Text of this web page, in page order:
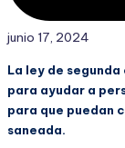
junio 17, 2024
La ley de
para ayudar a
para que puedan
saneada.